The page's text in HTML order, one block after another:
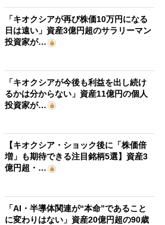
「キオクシアが再び株価10万円になる
日は遠い」資産3億円超のサラリーマン
投資家が…
「キオクシアが今後も利益を出し続け
るかは分からない」資産11億円の個人
投資家が…
【キオクシア・ショック後に「株価倍
増」も期待できる注目銘柄5選】資産3
億円超・…
「AI・半導体関連が“本命”であること
に変わりはない」資産20億円超の90歳